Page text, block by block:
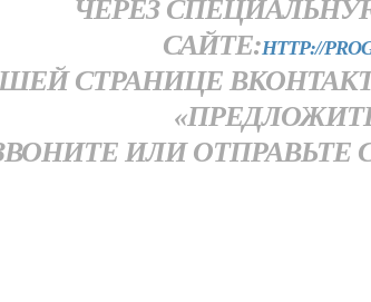
ЧЕРЕЗ
САЙТЕ:HTTP://
СТРАНИЦЕ
ИЛИ ОТПРАВЬТЕ